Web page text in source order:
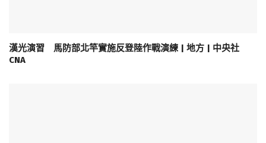
漢光演習 馬防部北竿實施反登陸作戰演練 | 地方 | 中央社
CNA